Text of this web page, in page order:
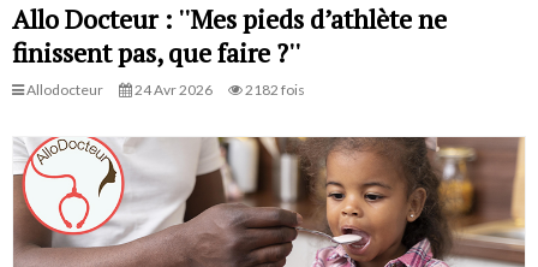
Allo Docteur : ''Mes pieds d’athlète ne
finissent pas, que faire ?''
Allodocteur 24 Avr 2026 2182 fois